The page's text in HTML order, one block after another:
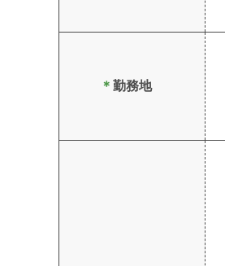
＊ 勤務地